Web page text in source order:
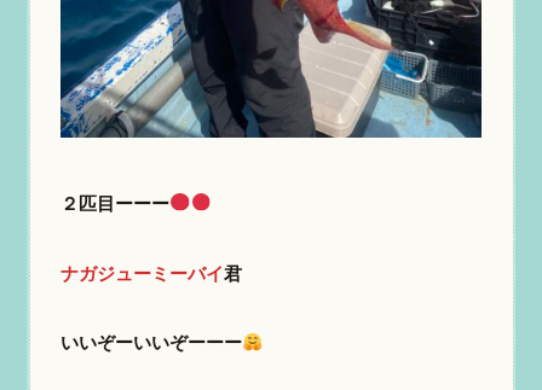
２匹目ーーー
ナガジューミーバイ君
いいぞーいいぞーーー